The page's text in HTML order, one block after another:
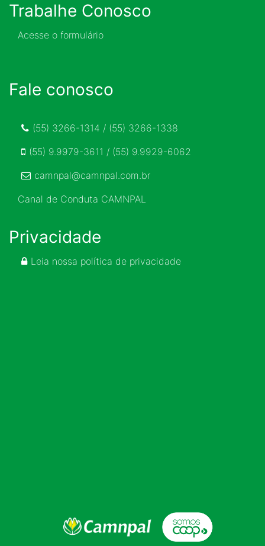
Trabalhe Conosco
Acesse o formulário
Fale conosco
(55) 3266-1314 / (55) 3266-1338
(55) 9.9979-3611 / (55) 9.9929-6062
camnpal@camnpal.com.br
Canal de Conduta CAMNPAL
Privacidade
Leia nossa política de privacidade